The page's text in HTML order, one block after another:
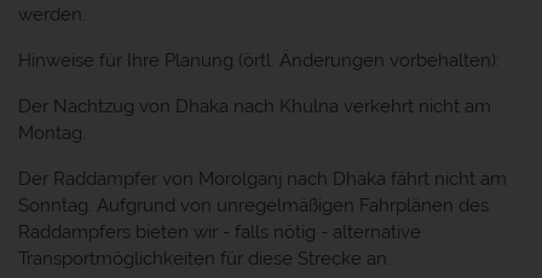
werden.
Hinweise für Ihre Planung (örtl. Änderungen vorbehalten):
Der Nachtzug von Dhaka nach Khulna verkehrt nicht am
Montag.
Der Raddampfer von Morolganj nach Dhaka fährt nicht am
Sonntag. Aufgrund von unregelmäßigen Fahrplänen des
Raddampfers bieten wir - falls nötig - alternative
Transportmöglichkeiten für diese Strecke an.